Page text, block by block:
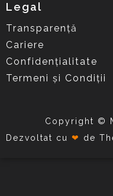
Legal
Transparență
Cariere
Confidențialitate
Termeni și Condiții
Copyright ©
Dezvoltat cu ❤ de